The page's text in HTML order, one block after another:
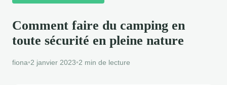
Comment faire du camping en
toute sécurité en pleine nature
fiona•2 janvier 2023•2 min de lecture